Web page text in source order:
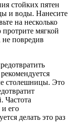
стойких пятен
и воды. Нанесите
на несколько
протрите мягкой
повредив
столешницы. Это
Частота
и его
делать это раз